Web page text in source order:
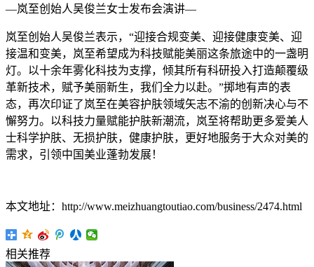
—岚至创始人吴俊兰女士发布会演讲—
岚至创始人吴俊兰表示，“迎接合规变美、迎接健康变美、迎
接温和变美，岚至希望成为科技赋能美丽这条旅途中的一盏明
灯。以十余年雾化科技为支撑，倾其所有科研投入打造颠覆级
革新技术，赋予美丽新生，我们全力以赴。”掷地有声的表
态，再次印证了岚至在美容护肤领域矢志不渝的创新决心与不
懈努力。以科技力量赋能护肤新潮流，岚至将帮助更多爱美人
士科学护肤、无损护肤，健康护肤，更好地服务于大众对美的
需求，引领中国美业蓬勃发展！
本文地址：http://www.meizhuangtoutiao.com/business/2474.html
相关推荐